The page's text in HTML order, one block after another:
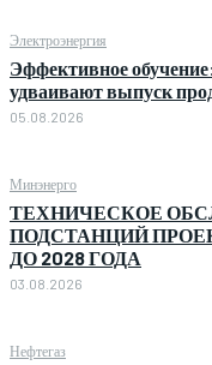
Электроэнергия
Эффективное
удваивают выпуск
05.08.2026
Минэнерго
ТЕХНИЧЕСКОЕ
ПОДСТАНЦИЙ
ДО 2028 ГОДА
03.08.2026
Нефтегаз